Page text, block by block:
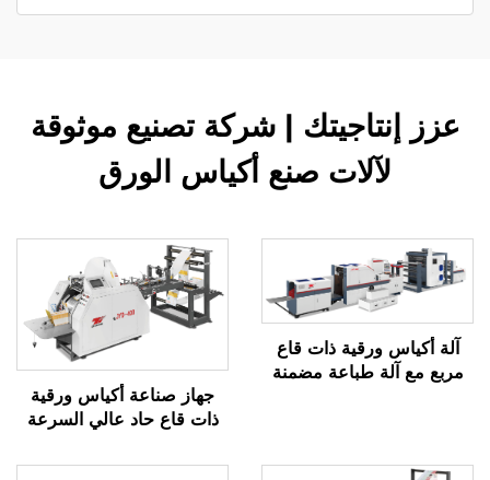
عزز إنتاجيتك | شركة تصنيع موثوقة
لآلات صنع أكياس الورق
آلة أكياس ورقية ذات قاع
مربع مع آلة طباعة مضمنة
جهاز صناعة أكياس ورقية
ذات قاع حاد عالي السرعة
JYD-400/650/850